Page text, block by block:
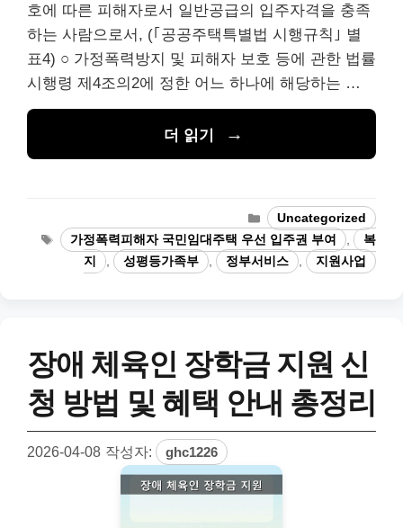
호에 따른 피해자로서 일반공급의 입주자격을 충족
하는 사람으로서, (｢공공주택특별법 시행규칙｣ 별
표4) ○ 가정폭력방지 및 피해자 보호 등에 관한 법률
시행령 제4조의2에 정한 어느 하나에 해당하는 …
더 읽기
카
테
고
리
Uncategorized
태
그
가정폭력피해자 국민임대주택 우선 입주권 부여 ,
복
지
, 성평등가족부 , 정부서비스 , 지원사업
장애 체육인 장학금 지원 신
청 방법 및 혜택 안내 총정리
2026-04-08 작성자: ghc1226